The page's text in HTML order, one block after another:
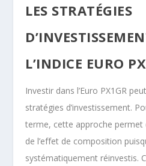
LES STRATÉGIES
L’INDICE EURO
Investir dans l’Euro PX1GR
stratégies d’investissement.
terme, cette approche
de l’effet de composition
systématiquement réinvestis.